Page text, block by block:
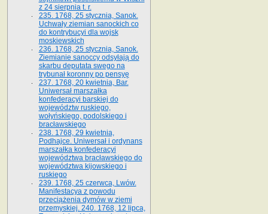
z 24 sierpnia t. r.
235. 1768, 25 stycznia, Sanok.
Uchwały ziemian sanockich co
do kontrybucyi dla wojsk
moskiewskich
236. 1768, 25 stycznia, Sanok.
Ziemianie sanoccy odsyłają do
skarbu deputata swego na
trybunał koronny po pensyę
237. 1768, 20 kwietnia, Bar.
Uniwersał marszałka
konfederacyi barskiej do
województw ruskiego,
wołyńskiego, podolskiego i
bracławskiego
238. 1768, 29 kwietnia,
Podhajce. Uniwersał i ordynans
marszałka konfederacyi
województwa bracławskiego do
wo­jewództwa kijowskiego i
ruskiego
239. 1768, 25 czerwca, Lwów.
Manifestacya z powodu
przeciążenia dymów w ziemi
przemyskiej. 240. 1768, 12 lipca,